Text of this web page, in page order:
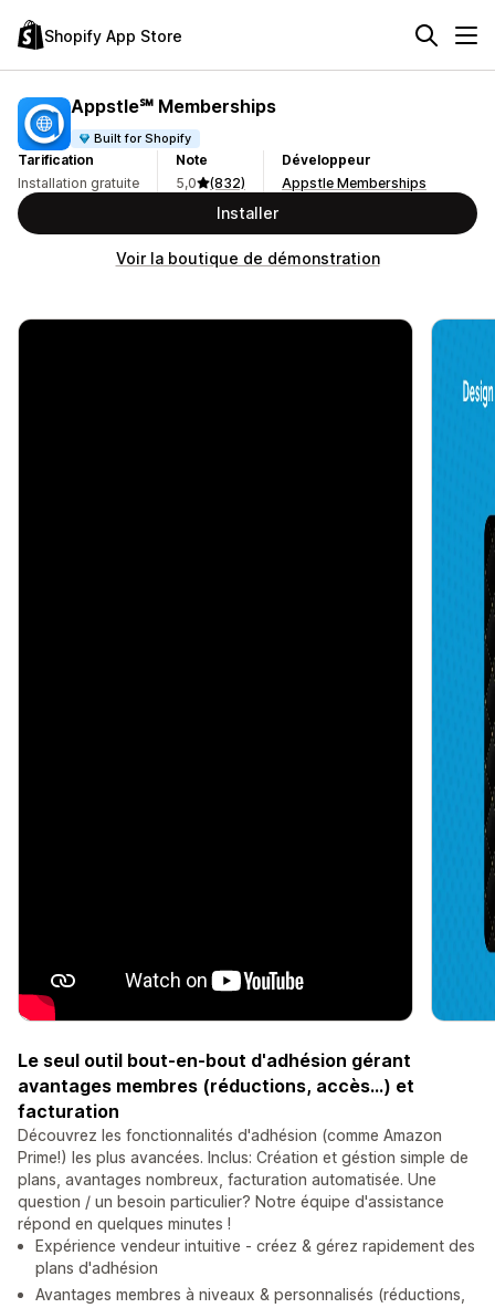
Shopify App Store
Appstle℠ Memberships
Built for Shopify
Tarification
Installation gratuite
Note
5,0
(832)
Développeur
Appstle Memberships
Installer
Voir la boutique de démonstration
Le seul outil bout-en-bout d'adhésion gérant
avantages membres (réductions, accès...) et
facturation
Découvrez les fonctionnalités d'adhésion (comme Amazon
Prime!) les plus avancées. Inclus: Création et géstion simple de
plans, avantages nombreux, facturation automatisée. Une
question / un besoin particulier? Notre équipe d'assistance
répond en quelques minutes !
Expérience vendeur intuitive - créez & gérez rapidement des
plans d'adhésion
Avantages membres à niveaux & personnalisés (réductions,